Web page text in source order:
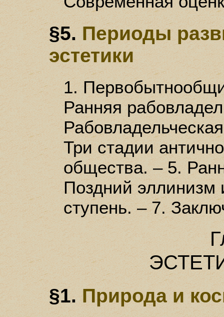
§5. Периоды
эстетики
1.
Ранняя
Три стадии
общества. – 5.
Поздний эллинизм
ступень. – 7.
§1. Природа и